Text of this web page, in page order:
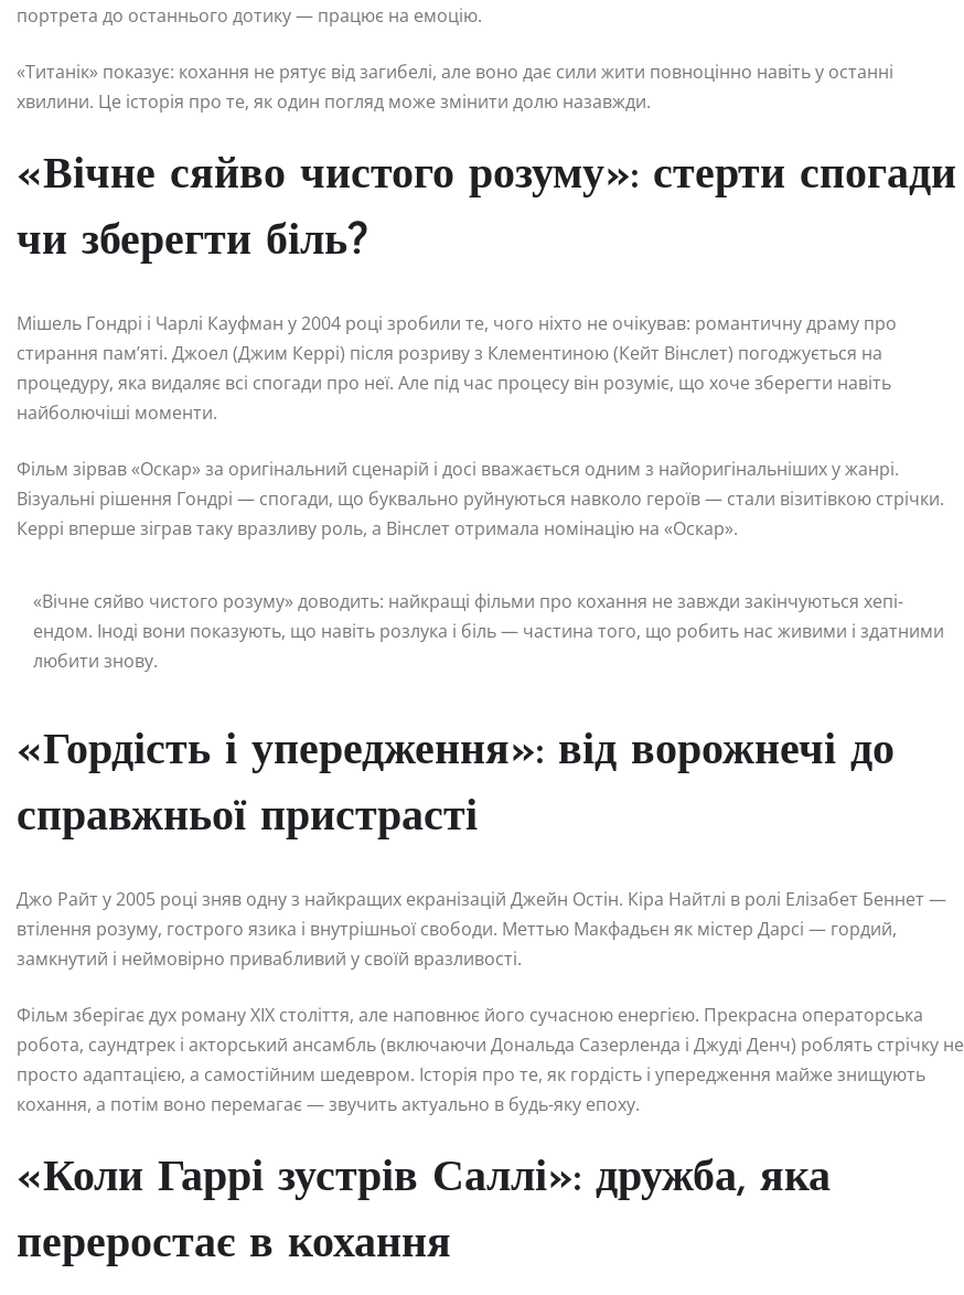
портрета до останнього дотику — працює на емоцію.
«Титанік» показує: кохання не рятує від загибелі, але воно дає сили жити повноцінно навіть у останні
хвилини. Це історія про те, як один погляд може змінити долю назавжди.
«Вічне сяйво чистого розуму»: стерти спогади
чи зберегти біль?
Мішель Гондрі і Чарлі Кауфман у 2004 році зробили те, чого ніхто не очікував: романтичну драму про
стирання пам’яті. Джоел (Джим Керрі) після розриву з Клементиною (Кейт Вінслет) погоджується на
процедуру, яка видаляє всі спогади про неї. Але під час процесу він розуміє, що хоче зберегти навіть
найболючіші моменти.
Фільм зірвав «Оскар» за оригінальний сценарій і досі вважається одним з найоригінальніших у жанрі.
Візуальні рішення Гондрі — спогади, що буквально руйнуються навколо героїв — стали візитівкою стрічки.
Керрі вперше зіграв таку вразливу роль, а Вінслет отримала номінацію на «Оскар».
«Вічне сяйво чистого розуму» доводить: найкращі фільми про кохання не завжди закінчуються хепі-
ендом. Іноді вони показують, що навіть розлука і біль — частина того, що робить нас живими і здатними
любити знову.
«Гордість і упередження»: від ворожнечі до
справжньої пристрасті
Джо Райт у 2005 році зняв одну з найкращих екранізацій Джейн Остін. Кіра Найтлі в ролі Елізабет Беннет —
втілення розуму, гострого язика і внутрішньої свободи. Меттью Макфадьєн як містер Дарсі — гордий,
замкнутий і неймовірно привабливий у своїй вразливості.
Фільм зберігає дух роману XIX століття, але наповнює його сучасною енергією. Прекрасна операторська
робота, саундтрек і акторський ансамбль (включаючи Дональда Сазерленда і Джуді Денч) роблять стрічку не
просто адаптацією, а самостійним шедевром. Історія про те, як гордість і упередження майже знищують
кохання, а потім воно перемагає — звучить актуально в будь-яку епоху.
«Коли Гаррі зустрів Саллі»: дружба, яка
переростає в кохання